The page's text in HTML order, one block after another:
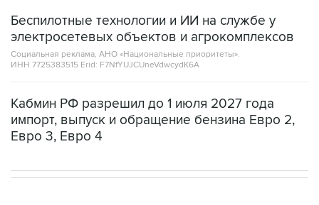
Социальная реклама, АНО «Национальные приоритеты».
ИНН 7725383515 Erid: F7NfYUJCUneVdwcydK6A
Кабмин РФ разрешил до 1 июля 2027 года
Евро 3, Евро 4